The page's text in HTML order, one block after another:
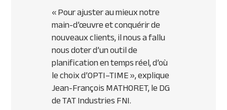
« Pour ajuster au mieux notre
main-d’œuvre et conquérir de
nouveaux clients, il nous a fallu
nous doter d’un outil de
planification en temps réel, d’où
le choix d’OPTI–TIME»,explique
Jean-FrançoisMATHORET, le DG
deTATIndustriesFNI.